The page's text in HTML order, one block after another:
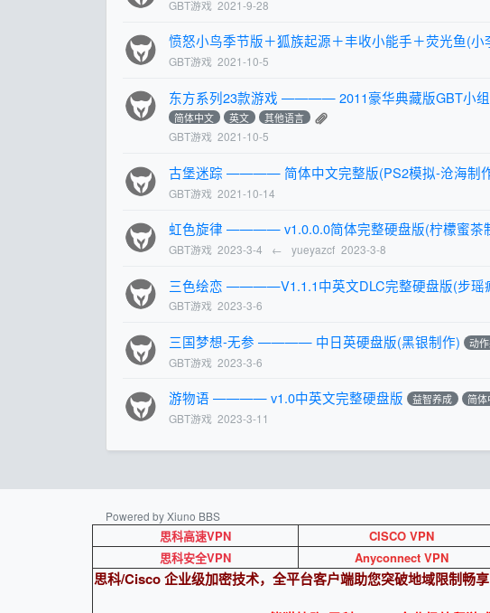
GBT游戏 2021-9-28
愤怒小鸟季节版＋狐族起源＋丰收小能手＋荧光鱼(小
GBT游戏 2021-10-5
东方系列23款游戏 ———— 2011豪华典藏版GBT小
简体中文
英文 其他语言
GBT游戏 2021-10-5
古堡迷踪 ———— 简体中文完整版(PS2模拟-沧海制
GBT游戏 2021-10-14
虹色旋律 ———— v1.0.0.0简体完整硬盘版(柠檬蜜茶
GBT游戏 2023-3-4 ← yueyazcf 2023-3-8
三色绘恋 ————V1.1.1中英文DLC完整硬盘版(步瑶
GBT游戏 2023-3-6
三国梦想-无参 ———— 中日英硬盘版(黑银制作) 动
GBT游戏 2023-3-6
游物语 ———— v1.0中英文完整硬盘版 益智养成 简
GBT游戏 2023-3-11
Powered by Xiuno BBS
思科高速VPN CISCO VPN
思科安全VPN
Anyconnect VPN
思科/Cisco 企业级加密技术，全平台客户端助您突破地域限制畅